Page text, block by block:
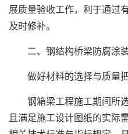
展质量验收工作，利于通过
及时修补。
二、钢结构桥梁防腐涂
做好材料的选择与质量
钢箱梁工程施工期间所选
且满足施工设计图纸的实际